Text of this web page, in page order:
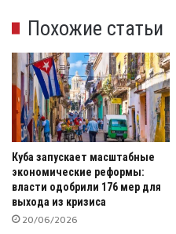
Похожие статьи
Куба запускает масштабные
экономические реформы:
власти одобрили 176 мер для
выхода из кризиса
20/06/2026